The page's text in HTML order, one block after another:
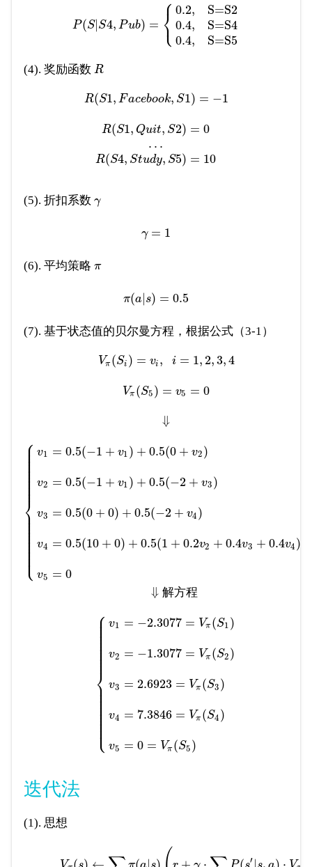
P(S| S4, Pub) = ⎧
⎩
⎨ 0.2,
0.4,
0.4,
S=S2
S=S4
S=S5
(4). 奖励函数 R
R(S1, Facebook, S1) = −1
R(S1, Quit, S2) = 0
. . .
R(S4, Study, S5) = 10
(5). 折扣系数 γ
γ = 1
(6). 平均策略 π
π(a s) = 0.5
(7). 基于状态值的贝尔曼方程，根据公式（3-1）
Vπ (Si ) = vi , i = 1, 2,3,4
Vπ (S5 ) = v5 = 0
⇓
⎧
⎩
⎨
⎪
⎪
⎪
⎪
⎪
⎪⎪
⎪
v1 = 0.5(−1 + v1 ) + 0.5(0 + v2 )
v2 = 0.5(−1 + v1 ) + 0.5(−2 + v3 )
v3 = 0.5(0 + 0) + 0.5(−2 + v4 )
v4 = 0.5(10 + 0) + 0.5(1 + 0.2v2 + 0.4v3 + 0.4v4 )
v5 = 0
⇓ 解方程
⎧
⎩
⎨
⎪
⎪
⎪
⎪
⎪
⎪⎪
⎪
v1 = −2.3077 = Vπ (S1 )
v2 = −1.3077 = Vπ (S2 )
v3 = 2.6923 = Vπ (S3 )
v4 = 7.3846 = Vπ (S4 )
v5 = 0 = Vπ (S5 )
迭代法
(1). 思想
′